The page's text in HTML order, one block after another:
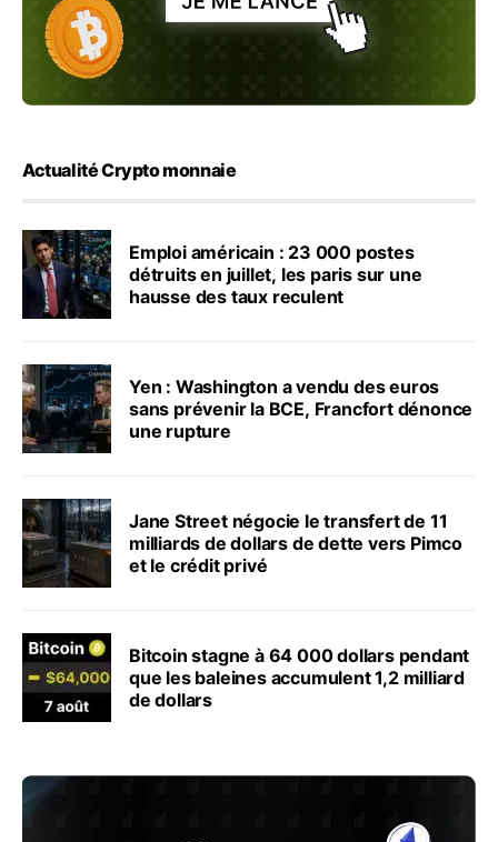
Actualité Crypto monnaie
Emploi américain : 23 000 postes
détruits en juillet, les paris sur une
hausse des taux reculent
Yen : Washington a vendu des euros
sans prévenir la BCE, Francfort dénonce
une rupture
Jane Street négocie le transfert de 11
milliards de dollars de dette vers Pimco
et le crédit privé
Bitcoin stagne à 64 000 dollars pendant
que les baleines accumulent 1,2 milliard
de dollars